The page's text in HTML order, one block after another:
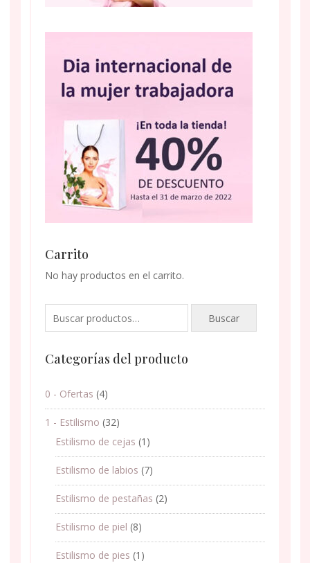
Carrito
No hay productos en el carrito.
Buscar
Categorías del producto
0 - Ofertas (4)
1 - Estilismo (32)
Estilismo de cejas (1)
Estilismo de labios (7)
Estilismo de pestañas (2)
Estilismo de piel (8)
Estilismo de pies (1)